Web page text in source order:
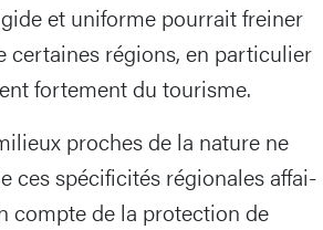
et uniforme pourrait freiner
certaines régions, en particulier
fortement du tourisme.
proches de la nature ne
ces spécificités régionales affai-
compte de la protection de